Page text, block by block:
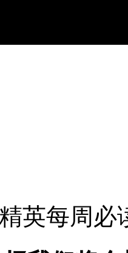
英每周